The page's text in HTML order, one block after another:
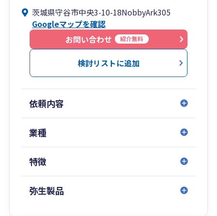
★弥生会計を進める理由
クラウド会計も可能ですが、お客様でも会計コー
ドを覚えることなく入力がしやすいことが一番の
ｃｓｖや銀行、カードとの連携のしやすさといっ
た入力の利便性を第一に弥生会計を中心に事務所
運営をしています。
弥生会計の導入指導実績多数 スマート取引取込
設定弥生クラウド共有まで丁寧に指導いたしま
す。
また社会保険労務士として弥生給与実績も多数の
ため最初の設計、保険料率などの変更、オンライ
ン明細、勤怠連携可能です。
担当となることもありません。責任をもって継続
的にお客様をサポートいたします。
・将来の業績を予測したシミュレーション表を作
成し、 決算数値の予測や資金繰りのアドバイスな
ど、先を見据えた経営ができるようサポートいた
します。
ご相談ください。
・元銀行員の経験を活かし、銀行借入のご相談や
銀行に提出が必要な試算表の作成など、銀行から
・黒字倒産を未然に防ぐために、貸借対照表や損
益計算書の内容だけではなく、キャッシュフロー
を重視したアドバイスを行っております。
茨城県守谷市中央3-10-18NobbyArk305
Googleマップを確認
お問い合わせ
紹介無料
検討リストに追加
依頼内容
業種
特徴
弥生製品